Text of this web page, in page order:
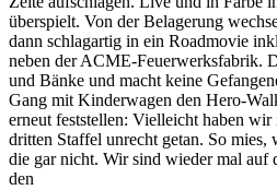
überspielt. Von der Belagerung
dann schlagartig in ein Roadmovie
neben der ACME-Feuerwerksfabrik.
und Bänke und macht keine
Gang mit Kinderwagen den Hero-
erneut feststellen: Vielleicht haben
dritten Staffel unrecht getan. So mies,
die gar nicht. Wir sind wieder mal auf
den